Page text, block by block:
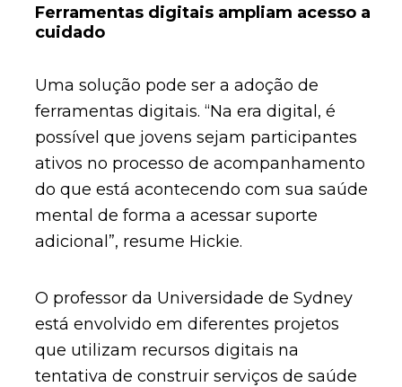
Ferramentas digitais ampliam acesso a
cuidado
Uma solução pode ser a adoção de
ferramentas digitais. “Na era digital, é
possível que jovens sejam participantes
ativos no processo de acompanhamento
do que está acontecendo com sua saúde
mental de forma a acessar suporte
adicional”, resume Hickie.
O professor da Universidade de Sydney
está envolvido em diferentes projetos
que utilizam recursos digitais na
tentativa de construir serviços de saúde